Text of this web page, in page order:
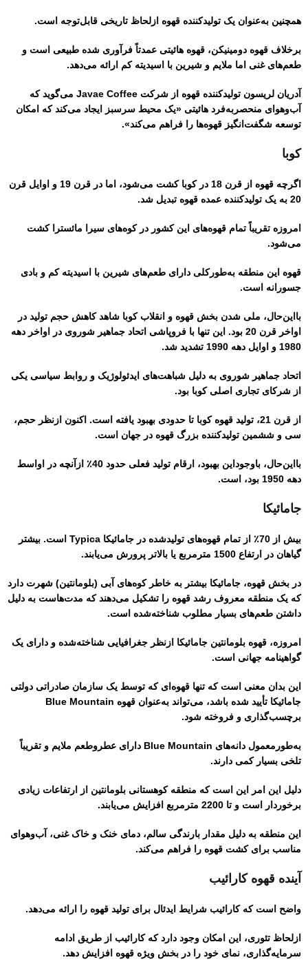
همچنین به‌عنوان یک تولیدکننده قهوه ازلحاظ تاریخی قابل‌توجه است.
برخلاف قهوه دومینیکن، قهوه هائیتی عمدتاً فرآوری شده طبیعی است و
طعم‌های غنی اما ملایم و شیرین با اسیدیته کم ارائه می‌دهد.
آدریان لریسون تولیدکننده قهوه از شرکت Javae Coffee می‌گوید که
آب‌وهوای منحصربه‌فرد هائیتی «یک محیط سرسبز ایجاد می‌کند که امکان
توسعه شگفت‌انگیز قهوه‌ها را فراهم می‌کند».
کوبا
اگرچه قهوه از قرن 18 در کوبا کشت می‌شود، اما در قرن 19 و اوایل قرن
20 به یک تولیدکننده عمده قهوه تبدیل شد.
امروزه تقریباً تمام قهوه‌های این کشور در کوه‌های سیرا مائسترا کشت
می‌شود.
قهوه این منطقه به‌طورکلی دارای طعم‌های شیرین با اسیدیته کم و بادی
جسورانه است.
بااین‌حال، ملی شدن بخش قهوه و انقلاب کوبا شاهد کاهش حجم تولید در
اواخر قرن 20 بود. این تنها با فروپاشی اتحاد جماهیر شوروی در اواخر دهه
1980 و اوایل دهه 1990 تشدید شد.
اتحاد جماهیر شوروی به دلیل شباهت‌های ایدئولوژیک و روابط سیاسی یکی
از شرکای تجاری اصلی کوبا بود.
از قرن 21، تولید قهوه کوبا تا حدودی بهبود یافته است. اکنون ازنظر حجم،
سی و ششمین تولیدکننده بزرگ قهوه در جهان است.
بااین‌حال، باوجوداین بهبود، ارقام تولید فعلی حدود 40٪ ازآنچه در اواسط
دهه 1950 بود، است.
جامائیکا
بیش از 70٪ از تمام قهوه‌های تولیدشده در جامائیکا Typica است. بیشتر
گیاهان در ارتفاع 1500 مترمربع یا بالاتر پرورش می‌یابند.
در بخش قهوه، جامائیکا بیشتر به خاطر کوه‌های آبی (بلومانتین) شهرت دارد
که یک منطقه معروف رشد قهوه را تشکیل می‌دهند که مدت‌هاست به دلیل
داشتن طعم‌های بسیار مطلوب شناخته‌شده است.
امروزه، قهوه بلومانتین جامائیکا ازنظر جغرافیایی شناخته‌شده و دارای یک
گواهینامه جهانی است.
این بدان معنی است که تنها قهوه‌ای که توسط یک سازمان صادراتی دولتی
جامائیکا تأیید شده باشد، می‌تواند به‌عنوان قهوه Blue Mountain
برچسب‌گذاری و فروخته شود.
به‌طورمعمول دانه‌های Blue Mountain دارای عطروطعم ملایم و تقریباً
تلخی بسیار کمی دارند.
دلیل این امر این است که منطقه کوهستانی بلومانتین از ارتفاعات زیادی
برخوردار است و تا 2200 مترمربع افزایش می‌یابند.
این منطقه به دلیل مقدار بارندگی سالم، دمای خنک و خاک غنی، آب‌وهوای
مناسب برای کشت قهوه را فراهم می‌کند.
آینده قهوه کارائیب
واضح است که کارائیب شرایط ایدئال برای تولید قهوه را ارائه می‌دهد.
ازلحاظ تئوری، این امکان وجود دارد که کارائیب از طریق ادامه
سرمایه‌گذاری، نمای خود را در بخش ویژه قهوه افزایش دهد.